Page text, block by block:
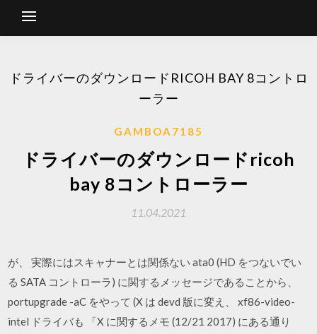
ドライバーのダウンロードRICOH BAY 8コントロ
ーラー
GAMBOA7185
ドライバーのダウンロードricoh
bay 8コントローラー
11.04.2021
が、 実際にはスキャナーとは関係ない ata0 (HD をつないでい
る SATA コントローラ) に関するメッセージであることから、
portupgrade -aC をやって (X は devd 版に変え、 xf86-video-
intel ドライバも 「X に関するメモ (12/21 2017) にある通り